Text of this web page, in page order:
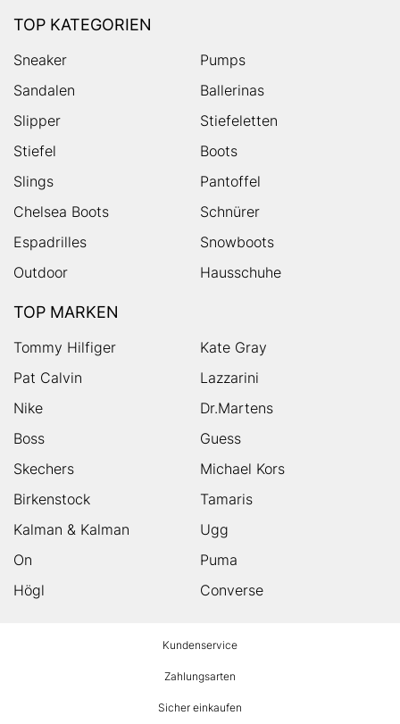
TOP KATEGORIEN
Sneaker
Pumps
Sandalen
Ballerinas
Slipper
Stiefeletten
Stiefel
Boots
Slings
Pantoffel
Chelsea Boots
Schnürer
Espadrilles
Snowboots
Outdoor
Hausschuhe
TOP MARKEN
Tommy Hilfiger
Kate Gray
Pat Calvin
Lazzarini
Nike
Dr.Martens
Boss
Guess
Skechers
Michael Kors
Birkenstock
Tamaris
Kalman & Kalman
Ugg
On
Puma
Högl
Converse
Kundenservice
Zahlungsarten
Sicher einkaufen